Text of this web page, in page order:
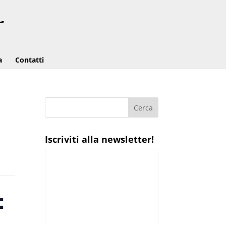
Contatti
Iscriviti alla newsletter!